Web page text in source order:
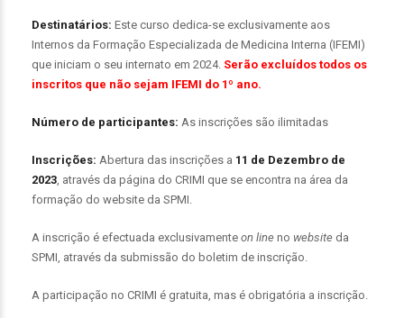
Destinatários: Este curso dedica-se exclusivamente aos
Internos da Formação Especializada de Medicina Interna (IFEMI)
que iniciam o seu internato em 2024. Serão excluídos todos os
inscritos que não sejam IFEMI do 1º ano.
Número de participantes: As inscrições são ilimitadas
Inscrições: Abertura das inscrições a 11 de Dezembro de
2023, através da página do CRIMI que se encontra na área da
formação do website da SPMI.
A inscrição é efectuada exclusivamente on line no website da
SPMI, através da submissão do boletim de inscrição.
A participação no CRIMI é gratuita, mas é obrigatória a inscrição.